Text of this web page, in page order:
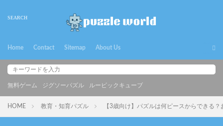
Home Contact Sitemap About Us
無料ゲーム ジグソーパズル ルービックキューブ
HOME 教育・知育パズル 【3歳向け】パズルは何ピースからできる